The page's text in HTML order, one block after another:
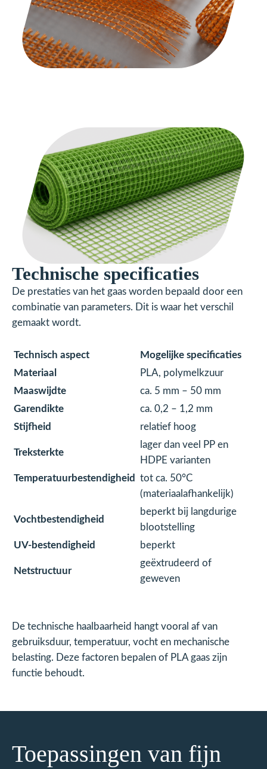
Technische specificaties
De prestaties van het gaas worden bepaald door een
combinatie van parameters. Dit is waar het verschil
gemaakt wordt.
Technisch aspect
Mogelijke specificaties
Materiaal
PLA, polymelkzuur
Maaswijdte
ca. 5 mm – 50 mm
Garendikte
ca. 0,2 – 1,2 mm
Stijfheid
relatief hoog
Treksterkte
lager dan veel PP en
HDPE varianten
Temperatuurbestendigheid
tot ca. 50°C
(materiaalafhankelijk)
Vochtbestendigheid
beperkt bij langdurige
blootstelling
UV-bestendigheid
beperkt
Netstructuur
geëxtrudeerd of
geweven
De technische haalbaarheid hangt vooral af van
gebruiksduur, temperatuur, vocht en mechanische
belasting. Deze factoren bepalen of PLA gaas zijn
functie behoudt.
Toepassingen van fijn